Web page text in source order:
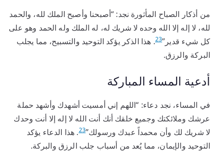
من أذكار الصباح المأثورة نجد: “أصبحنا وأصبح الملك لله، والحمد
لله، لا إله إلا الله وحده لا شريك له، له الملك وله الحمد وهو على
كل شيء قدير”23. هذا الذكر يؤكد التوحيد والتسبيح، مما يجلب
البركة والرزق.
أدعية المساء المباركة
في المساء، نجد دعاء: “اللهم إني أمسيت أشهدك وأشهد حملة
عرشك وملائكتك وجميع خلقك أنك أنت الله لا إله إلا أنت وحدك
لا شريك لك وأن محمداً عبدك ورسولك”23. هذا الدعاء يؤكد
التوحيد والإيمان، مما يُعد من أسباب جلب الرزق والبركة.